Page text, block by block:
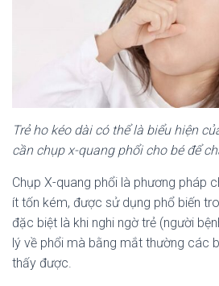
Trẻ ho kéo dài có thể là biểu hiện
cần chụp x-quang phổi cho bé để
Chụp X-quang phổi là phương pháp
ít tốn kém, được sử dụng phổ biến
đặc biệt là khi nghi ngờ trẻ (người
lý về phổi mà bằng mắt thường các
thấy được.